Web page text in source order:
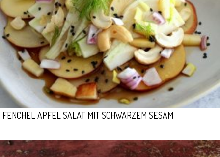
FENCHEL APFEL SALAT MIT SCHWARZEM SESAM